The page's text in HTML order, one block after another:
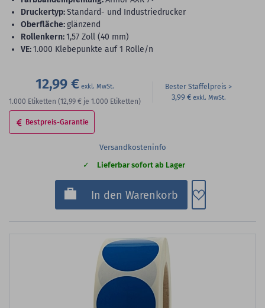
Druckertyp:Standard- und Industriedrucker
Oberfläche:glänzend
Rollenkern:1,57 Zoll (40 mm)
VE:1.000 Klebepunkte auf 1 Rolle/n
12,99 €
1.000 Etiketten (12,99 € je 1.000 Etiketten)
Bester Staffelpreis
3,99 €
Bestpreis-Garantie
Versandkosteninfo
Lieferbar sofort ab Lager
In den Warenkorb Zum